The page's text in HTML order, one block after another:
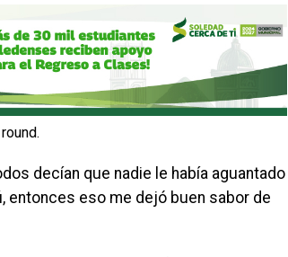
decían que nadie le había aguantado
entonces eso me dejó buen sabor de